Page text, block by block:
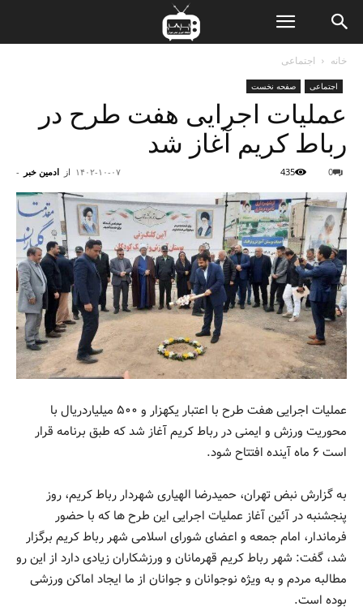
خانه اجتماعی
اجتماعی صفحه نخست
عملیات اجرایی هفت طرح در
رباط کریم آغاز شد
از ادمین خبر - ۱۴۰۲-۱۰-۰۷ 0
435
عملیات اجرایی هفت طرح با اعتبار یکهزار و ۵۰۰ میلیاردریال با
محوریت ورزش و ایمنی در رباط کریم آغاز شد که طبق برنامه قرار
است ۶ ماه آینده افتتاح شود.
به گزارش نبض تهران، حمیدرضا الهیاری شهردار رباط کریم، روز
پنجشنبه در آئین آغاز عملیات اجرایی این طرح ها که با حضور
فرماندار، امام جمعه و اعضای شورای اسلامی شهر رباط کریم برگزار
شد، گفت: شهر رباط کریم قهرمانان و ورزشکاران زیادی دارد از این رو
مطالبه مردم و به ویژه نوجوانان و جوانان از ما ایجاد اماکن ورزشی
بوده است.